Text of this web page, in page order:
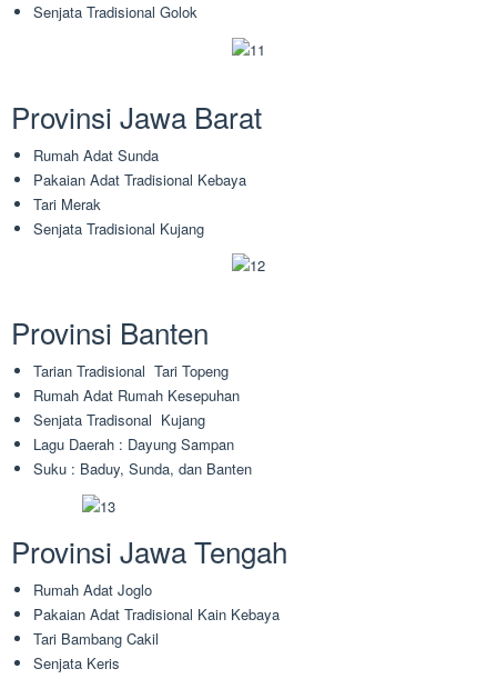
Senjata Tradisional Golok
Provinsi Jawa Barat
Rumah Adat Sunda
Pakaian Adat Tradisional Kebaya
Tari Merak
Senjata Tradisional Kujang
Provinsi Banten
Tarian Tradisional Tari Topeng
Rumah Adat Rumah Kesepuhan
Senjata Tradisonal Kujang
Lagu Daerah : Dayung Sampan
Suku : Baduy, Sunda, dan Banten
Provinsi Jawa Tengah
Rumah Adat Joglo
Pakaian Adat Tradisional Kain Kebaya
Tari Bambang Cakil
Senjata Keris